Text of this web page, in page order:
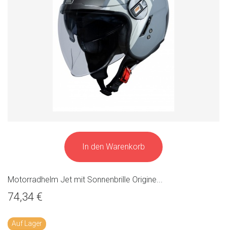
In den Warenkorb
Motorradhelm Jet mit Sonnenbrille Origine...
74,34 €
Auf Lager